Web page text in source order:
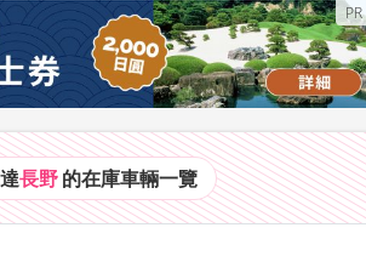
PR
長野的在庫車輛一覽